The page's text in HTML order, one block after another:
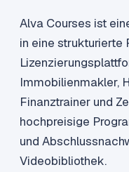
Alva Courses ist
in eine strukturierte
Immobilienmakler,
Finanztrainer und
hochpreisige
und
Videobibliothek.